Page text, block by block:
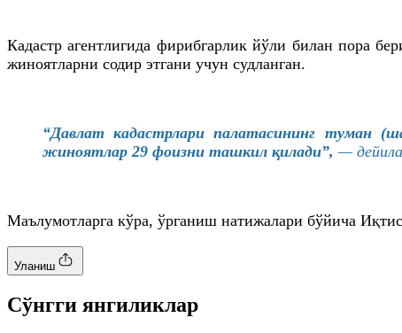
Кадастр агентлигида фирибгарлик йўли билан пора
жиноятларни содир этгани учун судланган.
“Давлат кадастрлари палатасининг туман
жиноятлар 29 фоизни ташкил қилади”,—
Маълумотларга кўра, ўрганиш натижалари бўйича
Уланиш
Cўнгги янгиликлар